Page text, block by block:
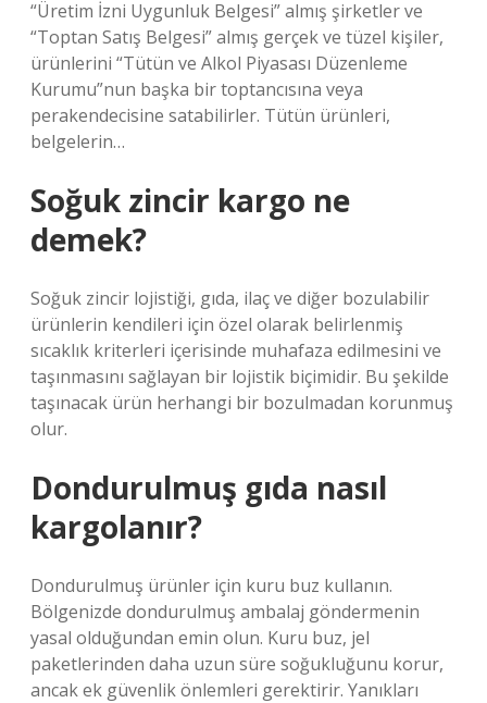
“Üretim İzni Uygunluk Belgesi” almış şirketler ve
“Toptan Satış Belgesi” almış gerçek ve tüzel kişiler,
ürünlerini “Tütün ve Alkol Piyasası Düzenleme
Kurumu”nun başka bir toptancısına veya
perakendecisine satabilirler. Tütün ürünleri,
belgelerin…
Soğuk zincir kargo ne
demek?
Soğuk zincir lojistiği, gıda, ilaç ve diğer bozulabilir
ürünlerin kendileri için özel olarak belirlenmiş
sıcaklık kriterleri içerisinde muhafaza edilmesini ve
taşınmasını sağlayan bir lojistik biçimidir. Bu şekilde
taşınacak ürün herhangi bir bozulmadan korunmuş
olur.
Dondurulmuş gıda nasıl
kargolanır?
Dondurulmuş ürünler için kuru buz kullanın.
Bölgenizde dondurulmuş ambalaj göndermenin
yasal olduğundan emin olun. Kuru buz, jel
paketlerinden daha uzun süre soğukluğunu korur,
ancak ek güvenlik önlemleri gerektirir. Yanıkları